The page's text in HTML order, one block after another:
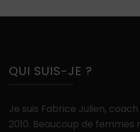
QUI SUIS-JE ?
Je suis Fabrice Julien,
2010. Beaucoup de